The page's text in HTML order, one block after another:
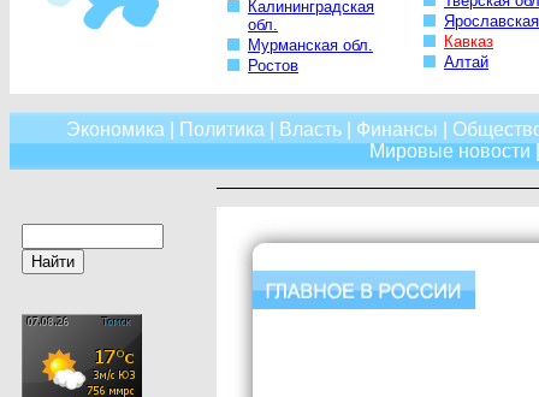
Калининградская
обл.
Мурманская обл.
Ростов
Кавказ
Алтай
Экономика Политика Власть Финансы
Мировые новости